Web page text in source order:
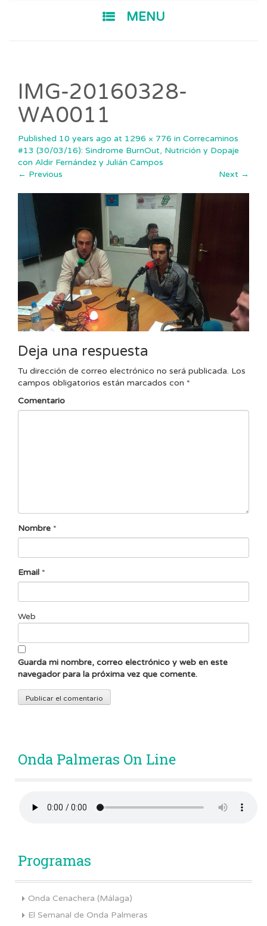
MENU
IMG-20160328-
WA0011
Published 10 years ago at 1296 × 776 in Correcaminos
#13 (30/03/16): Sindrome BurnOut, Nutrición y Dopaje
con Aldir Fernández y Julián Campos
← Previous Next →
Deja una respuesta
Tu dirección de correo electrónico no será publicada. Los
campos obligatorios están marcados con *
Comentario
Nombre *
Email *
Web
Guarda mi nombre, correo electrónico y web en este
navegador para la próxima vez que comente.
Onda Palmeras On Line
Programas
Onda Cenachera (Málaga)
El Semanal de Onda Palmeras